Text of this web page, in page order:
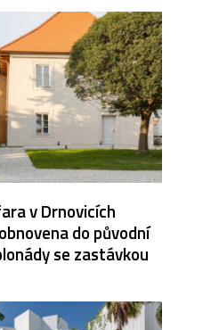
v Drnovicích
do původní
se zastávkou